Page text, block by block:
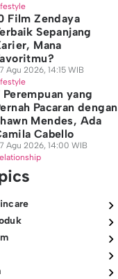
Film Zendaya
Sepanjang
Mana
Agu 2026, 14:15 WIB
Perempuan yang
Pacaran dengan
Mendes, Ada
Cabello
Agu 2026, 14:00 WIB